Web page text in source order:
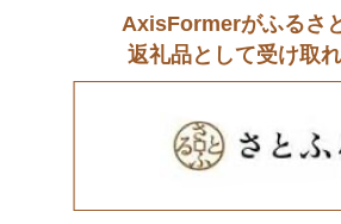
AxisFormerがふるさ
返礼品として受け取れ